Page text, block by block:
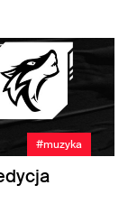
#muzyka